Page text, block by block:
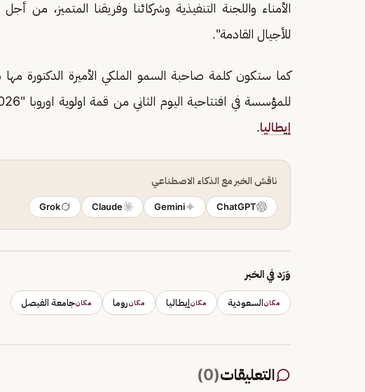
الأمناء واللجنة التنفيذية وشركائنا وفريقنا المتميز،
للأجيال القادمة".
كما ستكون كلمة صاحبة السمو الملكي الأميرة الدكتورة
للمؤسسة في افتتاحية اليوم الثاني من قمة اولوية اوروبا "FII PRIORITY 2026"، وذلك في 19 يونيو في
إيطاليا.
ناقش الخبر مع الذكاء الاصطناعي
ChatGPT
Gemini
Claude
Grok
وَرَد في الخبر
مكانالسعودية مكانإيطاليا مكانروما مكانجامعة الفيصل
التعليقات(
0
)